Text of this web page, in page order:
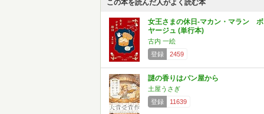
この本を読んだ人がよく読む本
女王さまの休日-マカン・マラン ボ
ヤージュ (単行本)
古内 一絵
登録
2459
謎の香りはパン屋から
土屋うさぎ
登録
11639